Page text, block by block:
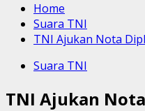
Home
Suara TNI
TNI Ajukan Nota
Suara TNI
TNI Ajukan